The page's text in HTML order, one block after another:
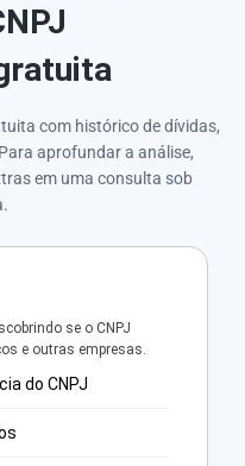
com histórico de dívidas,
aprofundar a análise,
em uma consulta sob
se o CNPJ
e outras empresas.
do CNPJ